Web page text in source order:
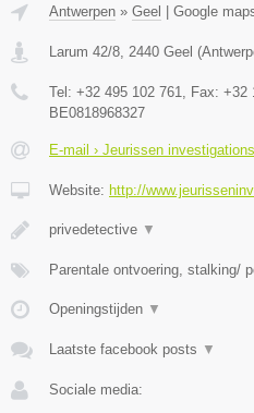
Antwerpen » Geel | Google
Larum 42/8 2440 Geel (
Tel: +32 495 102 761 , Fax: +32
BE0818968327
E-mail › Jeurissen investigations
Website: http://
privedetective ▼
Parentale ontvoering, stalking/
Openingstijden ▼
Laatste facebook posts ▼
Sociale media: